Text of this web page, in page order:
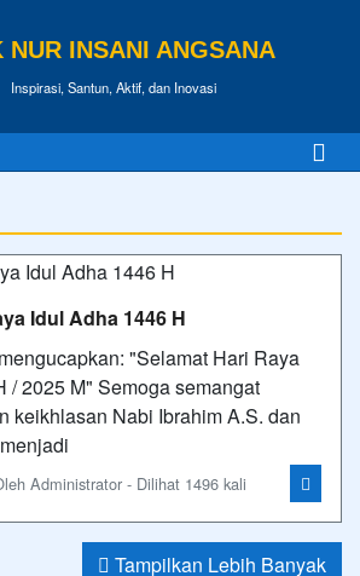
NUR INSANI ANGSANA
Inspirasi, Santun, Aktif, dan Inovasi
Idul Adha 1446 H
"Selamat Hari Raya
/ 2025 M" Semoga semangat
keikhlasan Nabi Ibrahim A.S. dan
Administrator - Dilihat 1496 kali
Tampilkan Lebih Banyak